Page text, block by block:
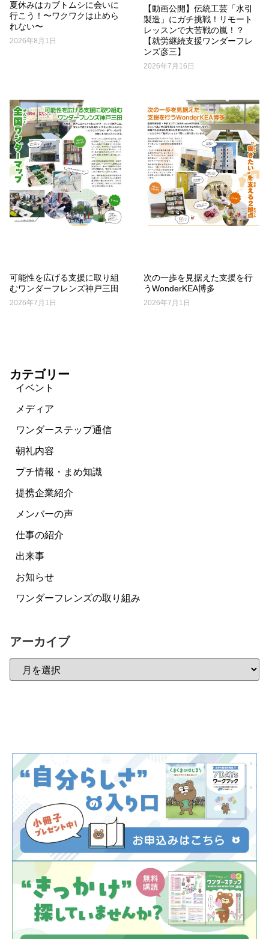
夏休みはカブトムシに会いに
行こう！〜ワクワクは止めら
れない〜
2026年8月1日
【動画公開】伝統工芸「水引
製造」にガチ挑戦！リモート
レッスンで大苦戦の嵐！？
【就労継続支援ワンダーフレ
ンズ彦三】
2026年7月16日
可能性を広げる支援に取り組
むワンダーフレンズ神戸三田
2026年7月1日
次の一歩を見据えた支援を行
うWonderKEA博多
2026年7月1日
カテゴリー
イベント
メディア
ワンダーステップ通信
朝礼内容
プチ情報・まめ知識
提携企業紹介
メンバーの声
仕事の紹介
出来事
お知らせ
ワンダーフレンズの取り組み
アーカイブ